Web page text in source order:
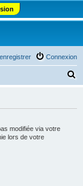
Connexion
modifiée via votre
lors de votre